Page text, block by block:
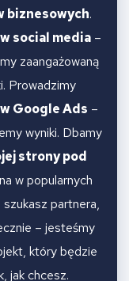
biznesowych.
social media–
zaangażowaną
Prowadzimy
Google Ads –
wyniki. Dbamy
strony pod
w popularnych
partnera,
– jesteśmy
który będzie
jak chcesz.